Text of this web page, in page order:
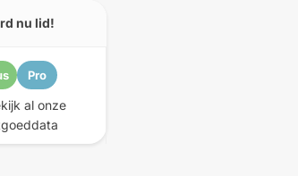
nu lid!
Pro
al onze